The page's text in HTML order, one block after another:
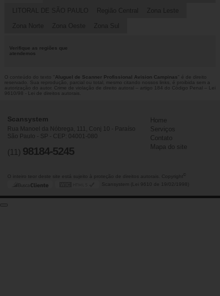
LITORAL DE SÃO PAULO Região Central Zona Leste
Zona Norte Zona Oeste Zona Sul
Verifique as regiões que
atendemos
O conteúdo do texto " Aluguel de Scanner Profissional Avision Campinas " é de direito
reservado. Sua reprodução, parcial ou total, mesmo citando nossos links, é proibida sem a
autorização do autor. Crime de violação de direito autoral – artigo 184 do Código Penal –
Lei
9610/98 - Lei de direitos autorais
Scansystem
Rua Manoel da Nóbrega, 111, Conj 10 - Paraíso
São Paulo - SP - CEP: 04001-080
(11) 98184-5245
Home
Serviços
Contato
Mapa do site
O inteiro teor deste site está sujeito à proteção de direitos autorais. Copyright
Scansystem (Lei 9610 de 19/02/1998)